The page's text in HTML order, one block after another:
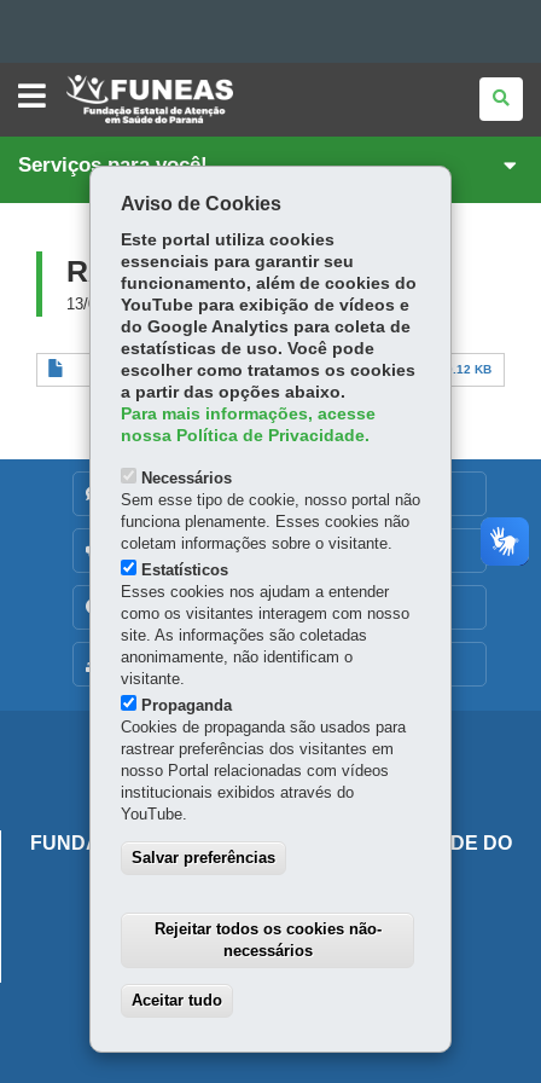
Ir
o
para
navegação
Ir
busca
FUNDAÇÃO
ESTATAL
DE
ATENÇÃO
SAÚDE
PARANÁ
Serviços para você!
RAMAIS TELEFÔNICOS
13/09/2023
Ramais - 31 de julho de 24.pdf 59.12 KB
MAPA DO SITE
DENUNCIE CORRUPÇÃO
OUVIDORIA
TRANSPARÊNCIA INSTITUCIONAL
Navegação
principal
FUNDAÇÃO ESTATAL DE ATENÇÃO EM SAÚDE DO
ESTADO DO PARANÁ
80020-110-Curitiba -PR MAPA
41 3202-6800
Aviso de Cookies
Este portal utiliza cookies
essenciais para garantir seu
funcionamento, além de cookies do
YouTube para exibição de vídeos e
do Google Analytics para coleta de
estatísticas de uso. Você pode
escolher como tratamos os cookies
a partir das opções abaixo.
Para mais informações, acesse
nossa Política de Privacidade.
Necessários
Sem esse tipo de cookie, nosso portal não
funciona plenamente. Esses cookies não
coletam informações sobre o visitante.
Estatísticos
Esses cookies nos ajudam a entender
como os visitantes interagem com nosso
site. As informações são coletadas
anonimamente, não identificam o
visitante.
Propaganda
Cookies de propaganda são usados para
rastrear preferências dos visitantes em
nosso Portal relacionadas com vídeos
institucionais exibidos através do
YouTube.
Salvar preferências
Rejeitar todos os cookies não-
necessários
Aceitar tudo